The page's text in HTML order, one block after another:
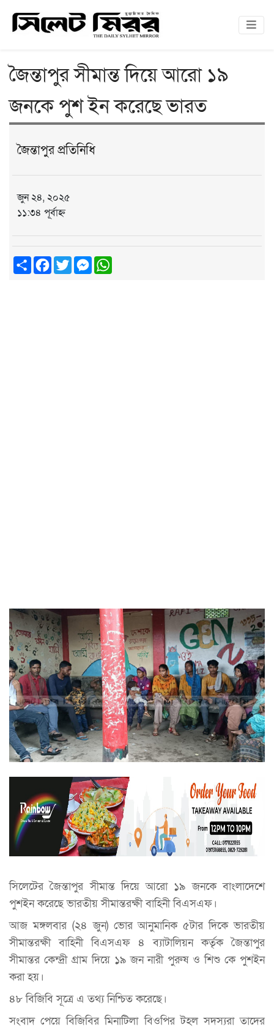
জৈন্তাপুর সীমান্ত দিয়ে আরো ১৯
জনকে পুশ ইন করেছে ভারত
জৈন্তাপুর প্রতিনিধি
জুন ২৪, ২০২৫
১১:৩৪ পূর্বাহ্ন
ShareFacebook
TwitterMessenger
সিলেটের জৈন্তাপুর সীমান্ত দিয়ে আরো ১৯ জনকে বাংলাদেশে
পুশইন করেছে ভারতীয় সীমান্তরক্ষী বাহিনী বিএসএফ।
আজ মঙ্গলবার (২৪ জুন) ভোর আনুমানিক ৫টার দিকে ভারতীয়
সীমান্তরক্ষী বাহিনী বিএসএফ ৪ ব্যাটালিয়ন কর্তৃক জৈন্তাপুর
সীমান্তর কেন্দ্রী গ্রাম দিয়ে ১৯ জন নারী পুরুষ ও শিশু কে পুশইন
করা হয়।
৪৮ বিজিবি সূত্রে এ তথ্য নিশ্চিত করেছে।
সংবাদ পেয়ে বিজিবির মিনাটিলা বিওপির টহল সদস্যরা তাদের